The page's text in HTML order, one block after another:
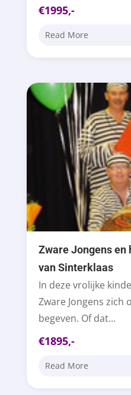
€1995,-
Read More
Zware Jongens en
van Sinterklaas
In deze vrolijke
Zware Jongens zich
begeven. Of dat...
€1895,-
Read More